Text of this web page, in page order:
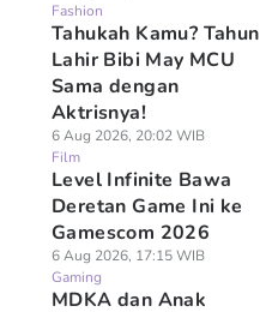
Fashion
Tahukah Kamu? Tahun
Lahir Bibi May MCU
Sama dengan
Aktrisnya!
6 Aug 2026, 20:02 WIB
Film
Level Infinite Bawa
Deretan Game Ini ke
Gamescom 2026
6 Aug 2026, 17:15 WIB
Gaming
MDKA dan Anak